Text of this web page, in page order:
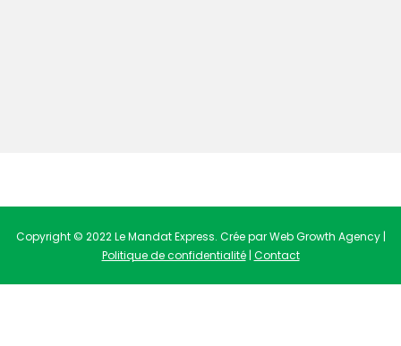
Copyright © 2022 Le Mandat Express. Crée par Web Growth Agency |
Politique de confidentialité| Contact